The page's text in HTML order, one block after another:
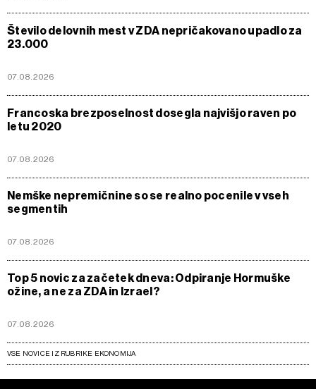
Število delovnih mest v ZDA nepričakovano upadlo za
23.000
07.08.2026
Francoska brezposelnost dosegla najvišjo raven po
letu 2020
07.08.2026
Nemške nepremičnine so se realno pocenile v vseh
segmentih
07.08.2026
Top 5 novic za začetek dneva: Odpiranje Hormuške
ožine, a ne za ZDA in Izrael?
07.08.2026
VSE NOVICE IZ RUBRIKE EKONOMIJA